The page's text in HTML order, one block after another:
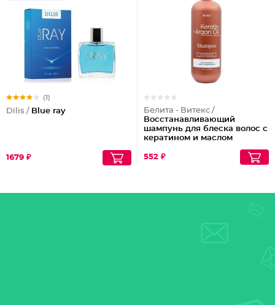
(1)
Dilis / Blue ray
1679 ₽
Белита - Витекс /
Восстанавливающий
шампунь для блеска волос с
кератином и маслом
552 ₽